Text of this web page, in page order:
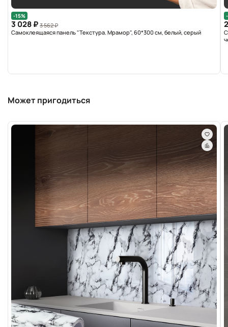
-15%
3 028 ₽ 3 562 ₽
Самоклеящаяся панель "Текстура. Мрамор", 60*300 см, белый, серый
Может пригодиться